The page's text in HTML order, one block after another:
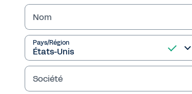
Nom
Pays/Région
Société